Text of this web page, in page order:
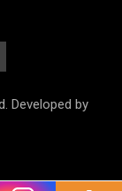
Developed by